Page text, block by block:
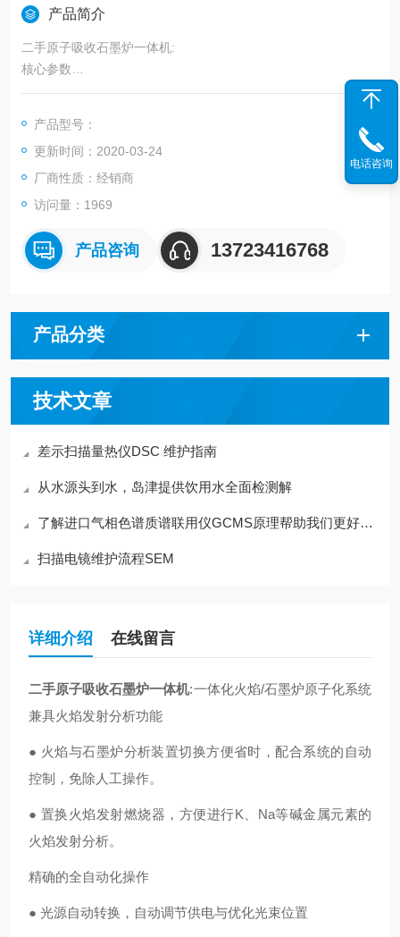
产品简介
二手原子吸收石墨炉一体机:
核心参数
检出限火焰：铜0.007μg/mL；石墨炉：镉≤4.0pg分辨率能分Mn
279.5，279.8双线，且波谷能量值＜36%重复性（RSD）火焰RS
D≤0.9%；石墨炉RSD≤4.5%灵敏度火焰：铜0.04μg/ml/1%；石
墨炉：镉≤0.9pg检测器类 光电倍增管 光学系统 单光束 单色元件
平面光栅 仪器种类 火焰-石墨炉
产品型号：
更新时间：2020-03-24
厂商性质：经销商
访问量：1969
产品咨询 13723416768
产品分类
技术文章
差示扫描量热仪DSC 维护指南
从水源头到水，岛津提供饮用水全面检测解
了解进口气相色谱质谱联用仪GCMS原理帮助我们更好的使用
扫描电镜维护流程SEM
详细介绍 在线留言
二手原子吸收石墨炉一体机:一体化火焰/石墨炉原子化系统
兼具火焰发射分析功能
● 火焰与石墨炉分析装置切换方便省时，配合系统的自动
控制，免除人工操作。
● 置换火焰发射燃烧器，方便进行K、Na等碱金属元素的
火焰发射分析。
精确的全自动化操作
● 光源自动转换，自动调节供电与优化光束位置
电话咨询